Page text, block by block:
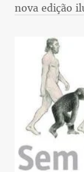
nova edição